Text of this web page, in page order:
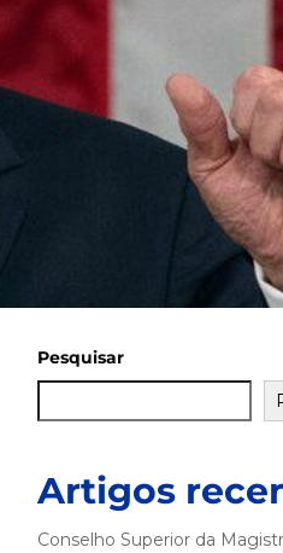
Pesquisar
Artigos
Conselho Superior da